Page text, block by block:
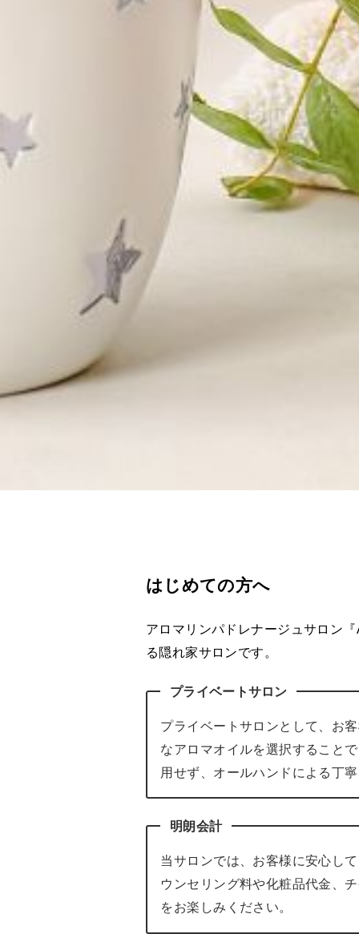
はじめての方へ
アロマリンパドレナージュサロン
る隠れ家サロンです。
プライベートサロン
プライベートサロンとして、お
なアロマオイルを選択すること
用せず、オールハンドによる丁
明朗会計
当サロンでは、お客様に安心し
ウンセリング料や化粧品代金、
をお楽しみください。